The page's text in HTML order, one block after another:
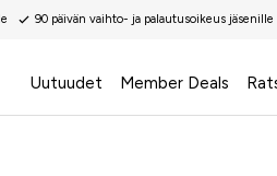
90 päivän vaihto- ja palautusoikeus jäsenille
Uutuudet Member Deals